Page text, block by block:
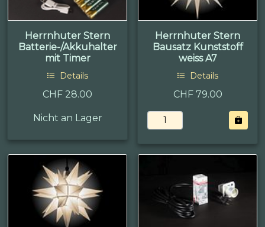
Herrnhuter Stern
Batterie-/Akkuhalter
mit Timer
Details
CHF 28.00
Nicht an Lager
Herrnhuter Stern
Bausatz Kunststoff
weiss A7
Details
CHF 79.00